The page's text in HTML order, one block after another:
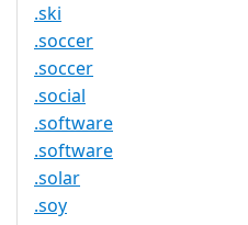
.ski
.soccer
.soccer
.social
.software
.software
.solar
.soy